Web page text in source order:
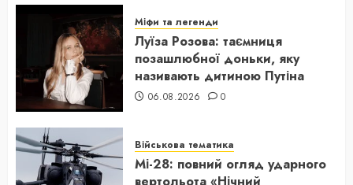
Міфи та легенди
Луїза Розова: таємниця
позашлюбної доньки, яку
називають дитиною Путіна
06.08.2026 0
Військова тематика
Мі-28: повний огляд ударного
вертольота «Нічний